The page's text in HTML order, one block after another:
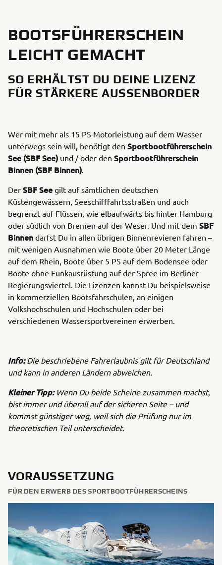
BOOTSFÜHRERSCHEIN
LEICHT GEMACHT
SO ERHÄLTST DU DEINE LIZENZ
FÜR STÄRKERE AUSSENBORDER
Wer mit mehr als 15 PS Motorleistung auf dem Wasser
unterwegs sein will, benötigt den Sportbootführerschein
See (SBF See) und / oder den Sportbootführerschein
Binnen (SBF Binnen)
Der SBF See gilt auf sämtlichen deutschen
Küstengewässern, Seeschifffahrtsstraßen und auch
begrenzt auf Flüssen, wie elbaufwärts bis hinter Hamburg
oder südlich von Bremen auf der Weser. Und mit dem SBF
Binnen darfst Du in allen übrigen Binnenrevieren fahren –
mit wenigen Ausnahmen wie Boote über 20 Meter Länge
auf dem Rhein, Boote über 5 PS auf dem Bodensee oder
Boote ohne Funkausrüstung auf der Spree im Berliner
Regierungsviertel. Die Lizenzen kannst Du beispielsweise
in kommerziellen Bootsfahrschulen, an einigen
Volkshochschulen und Hochschulen oder bei
verschiedenen Wassersportvereinen erwerben.
Info: Die beschriebene Fahrerlaubnis gilt für Deutschland
und kann in anderen Ländern abweichen.
Kleiner Tipp:Wenn Du beide Scheine zusammen machst,
bist immer und überall auf der sicheren Seite – und
kommst günstiger weg, weil sich die Prüfung nur im
theoretischen Teil unterscheidet.
VORAUSSETZUNG
FÜR DEN ERWERB DES SPORTBOOTFÜHRERSCHEINS